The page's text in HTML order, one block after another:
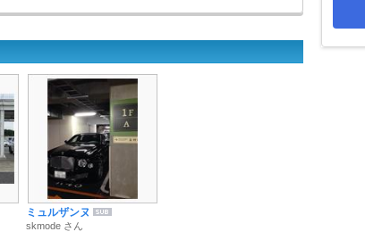
ミュルザンヌ
skmode さん